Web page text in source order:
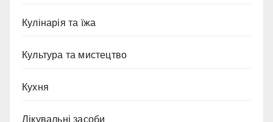
Кулінарія та їжа
Культура та мистецтво
Кухня
Лікувальні засоби